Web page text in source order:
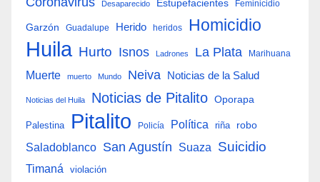
Desaparecido Estupefacientes Feminicidio
Garzón Guadalupe Herido heridos Homicidio
Huila Hurto Isnos Ladrones La Plata Marihuana
Muerte muerto Mundo Neiva Noticias de la Salud
Noticias del Huila Noticias de Pitalito Oporapa
Palestina Pitalito Policía Política riña robo
Saladoblanco San Agustín Suaza Suicidio
Timaná violación